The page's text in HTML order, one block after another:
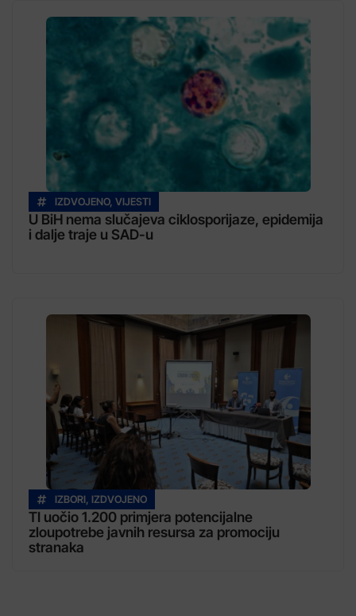
IZDVOJENO, VIJESTI
U BiH nema slučajeva ciklosporijaze, epidemija
i dalje traje u SAD-u
IZBORI, IZDVOJENO
TI uočio 1.200 primjera potencijalne
zloupotrebe javnih resursa za promociju
stranaka